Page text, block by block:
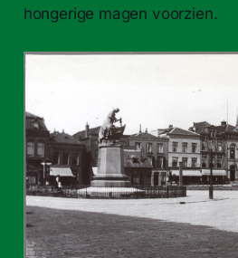
hongerige magen voorzien.